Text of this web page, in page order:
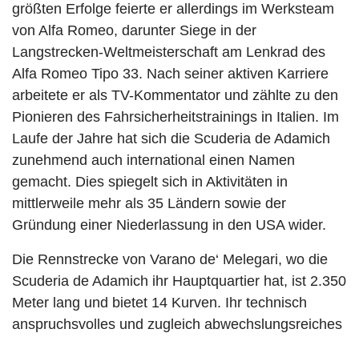
größten Erfolge feierte er allerdings im Werksteam
von Alfa Romeo, darunter Siege in der
Langstrecken-Weltmeisterschaft am Lenkrad des
Alfa Romeo Tipo 33. Nach seiner aktiven Karriere
arbeitete er als TV-Kommentator und zählte zu den
Pionieren des Fahrsicherheitstrainings in Italien. Im
Laufe der Jahre hat sich die Scuderia de Adamich
zunehmend auch international einen Namen
gemacht. Dies spiegelt sich in Aktivitäten in
mittlerweile mehr als 35 Ländern sowie der
Gründung einer Niederlassung in den USA wider.
Die Rennstrecke von Varano de‘ Melegari, wo die
Scuderia de Adamich ihr Hauptquartier hat, ist 2.350
Meter lang und bietet 14 Kurven. Ihr technisch
anspruchsvolles und zugleich abwechslungsreiches